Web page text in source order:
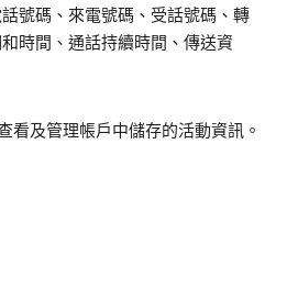
號碼、來電號碼、受話號碼、轉
時間、通話持續時間、傳送資
看及管理帳戶中儲存的活動資訊。